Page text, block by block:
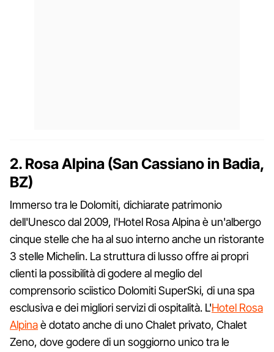
2. Rosa Alpina (San Cassiano in Badia,
BZ)
Immerso tra le Dolomiti, dichiarate patrimonio
dell'Unesco dal 2009, l'Hotel Rosa Alpina è un'albergo
cinque stelle che ha al suo interno anche un ristorante
3 stelle Michelin. La struttura di lusso offre ai propri
clienti la possibilità di godere al meglio del
comprensorio sciistico Dolomiti SuperSki, di una spa
esclusiva e dei migliori servizi di ospitalità. L'Hotel Rosa
Alpinaè dotato anche di uno Chalet privato, Chalet
Zeno, dove godere di un soggiorno unico tra le